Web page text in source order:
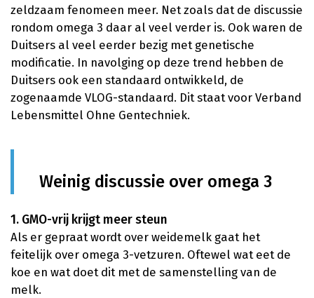
zeldzaam fenomeen meer. Net zoals dat de discussie
rondom omega 3 daar al veel verder is. Ook waren de
Duitsers al veel eerder bezig met genetische
modificatie. In navolging op deze trend hebben de
Duitsers ook een standaard ontwikkeld, de
zogenaamde VLOG-standaard. Dit staat voor Verband
Lebensmittel Ohne Gentechniek.
Weinig discussie over omega 3
1. GMO-vrij krijgt meer steun
Als er gepraat wordt over weidemelk gaat het
feitelijk over omega 3-vetzuren. Oftewel wat eet de
koe en wat doet dit met de samenstelling van de
melk.